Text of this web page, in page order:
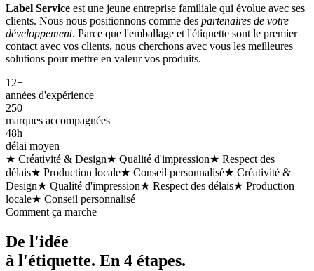
Label Service est une jeune entreprise familiale qui évolue avec ses
clients. Nous nous positionnons comme des partenaires de votre
développement. Parce que l'emballage et l'étiquette sont le premier
contact avec vos clients, nous cherchons avec vous les meilleures
solutions pour mettre en valeur vos produits.
12+
années d'expérience
250
marques accompagnées
48h
délai moyen
★ Créativité & Design★ Qualité d'impression★ Respect des
délais★ Production locale★ Conseil personnalisé★ Créativité &
Design★ Qualité d'impression★ Respect des délais★ Production
locale★ Conseil personnalisé
Comment ça marche
De l'idée
à l'étiquette. En 4 étapes.